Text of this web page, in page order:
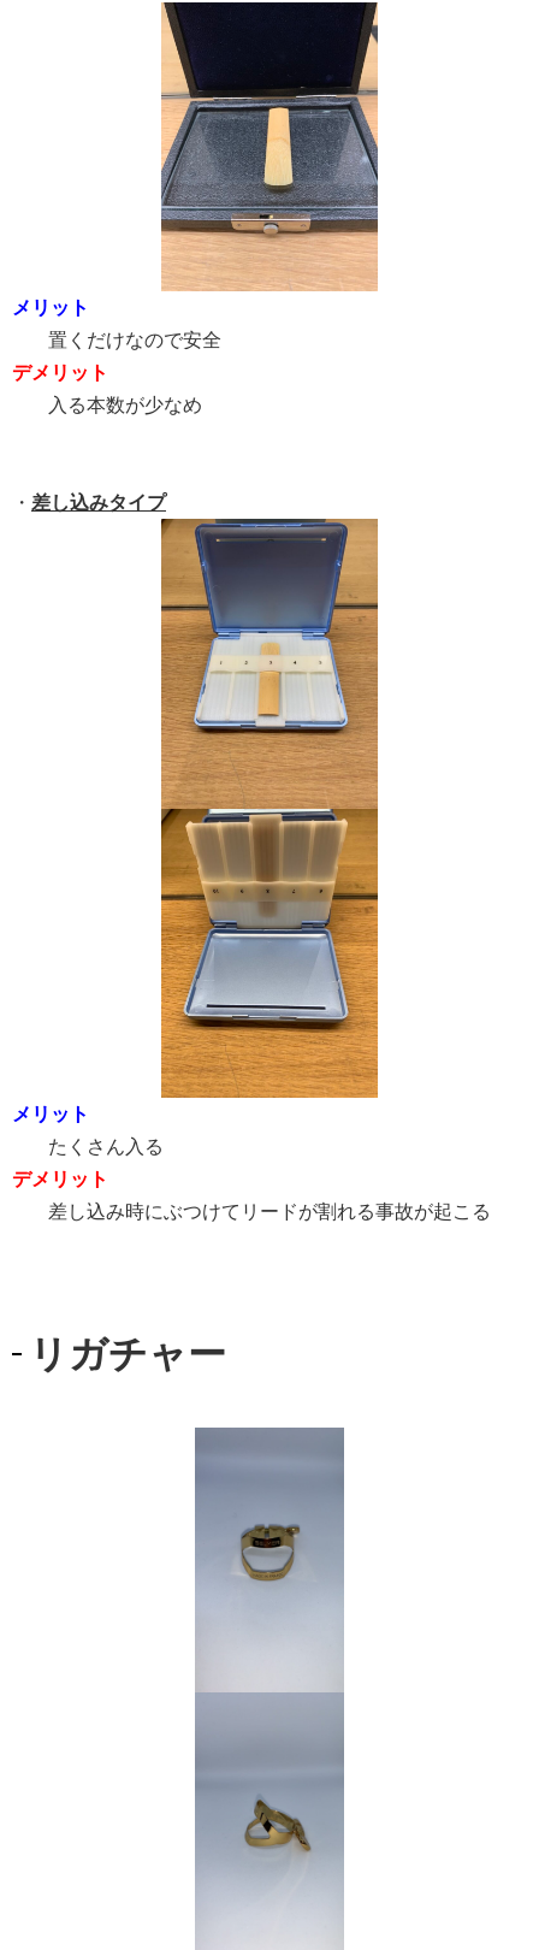
メリット
置くだけなので安全
デメリット
入る本数が少なめ
・ 差し込みタイプ
メリット
たくさん入る
デメリット
差し込み時にぶつけてリードが割れる事故が起こる
リガチャー